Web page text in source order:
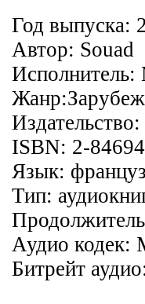
Год выпуска:
Автор: Souad
Исполнитель:
ISBN: 2-
Язык:
Тип:
Аудио кодек:
Битрейт